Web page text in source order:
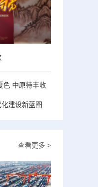
色 中原待丰收
建设新蓝图
查看更多 >